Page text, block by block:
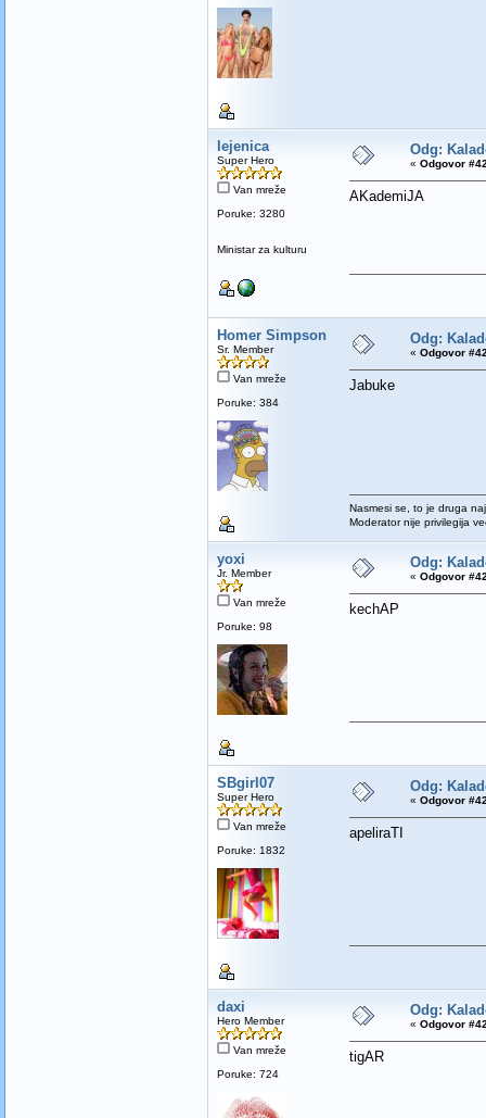
lejenica
Super Hero
Van mreže
Poruke: 3280
Ministar za kulturu
Odg:
« Odgovor
AKademiJA
Homer Simpson
Sr. Member
Van mreže
Poruke: 384
Odg:
« Odgovor
Jabuke
Nasmesi se, to je druga
Moderator nije privilegija
yoxi
Jr. Member
Van mreže
Poruke: 98
Odg:
« Odgovor
kechAP
SBgirl07
Super Hero
Van mreže
Poruke: 1832
Odg:
« Odgovor
apeliraTI
daxi
Hero Member
Van mreže
Poruke: 724
Odg:
« Odgovor
tigAR